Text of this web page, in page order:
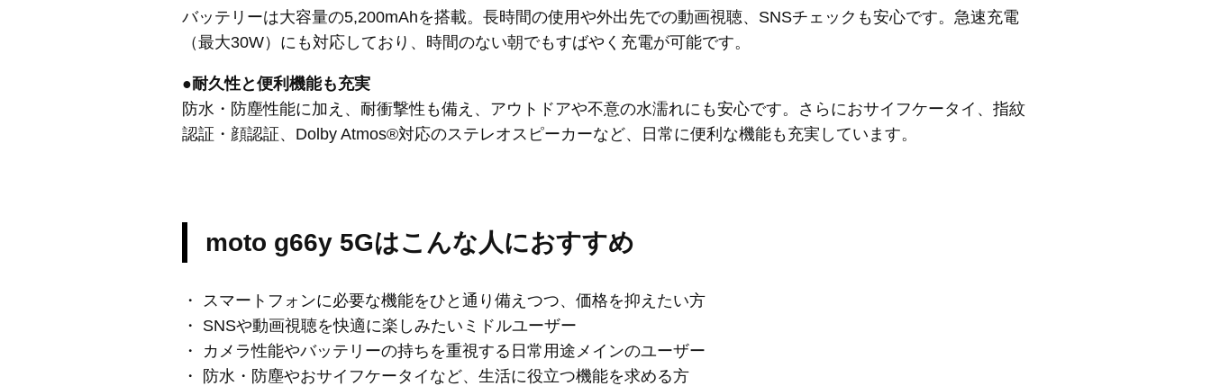
バッテリーは大容量の5,200mAhを搭載。長時間の使用や外出先での動画視聴、SNSチェックも安心です。急速充電
（最大30W）にも対応しており、時間のない朝でもすばやく充電が可能です。
●耐久性と便利機能も充実
防水・防塵性能に加え、耐衝撃性も備え、アウトドアや不意の水濡れにも安心です。さらにおサイフケータイ、指紋
認証・顔認証、Dolby Atmos®対応のステレオスピーカーなど、日常に便利な機能も充実しています。
moto g66y 5Gはこんな人におすすめ
・ スマートフォンに必要な機能をひと通り備えつつ、価格を抑えたい方
・ SNSや動画視聴を快適に楽しみたいミドルユーザー
・ カメラ性能やバッテリーの持ちを重視する日常用途メインのユーザー
・ 防水・防塵やおサイフケータイなど、生活に役立つ機能を求める方